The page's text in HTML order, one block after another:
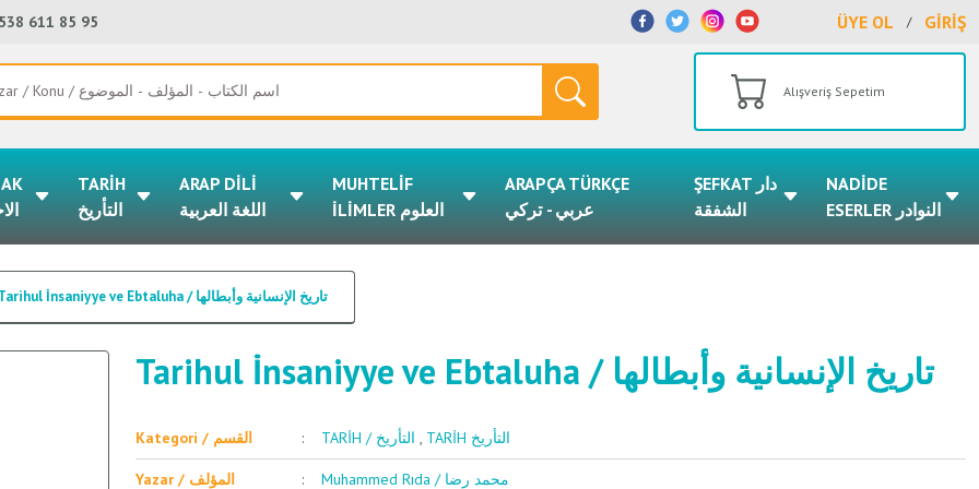
611 85 95 ÜYE OL / GİRİŞ
Alışveriş Sepetim
TARİH
التأريخ
ARAP DİLİ
اللغة العربية
MUHTELİF
İLİMLER العلوم
ARAPÇA TÜRKÇE
عربي - تركي
ŞEFKAT دار
الشفقة
NADİDE
ESERLER النوادر
Tarihul İnsaniyye ve Ebtaluha / تاريخ الإنسانية وأبطالها
Tarihul İnsaniyye ve Ebtaluha / تاريخ الإنسانية وأبطالها
Kategori / القسم TARİH / التأريخ , TARİH التأريخ
Yazar / المؤلف Muhammed Rıda / محمد رضا